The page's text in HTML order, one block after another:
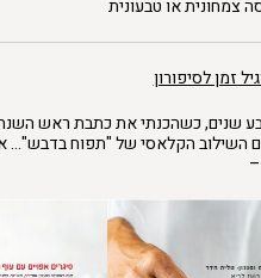
צמחונית או טבעונית
זמן לסיפורון
שנים, כשהכנתי את כתבת ראש
השילוב הקלאסי של "תפוח